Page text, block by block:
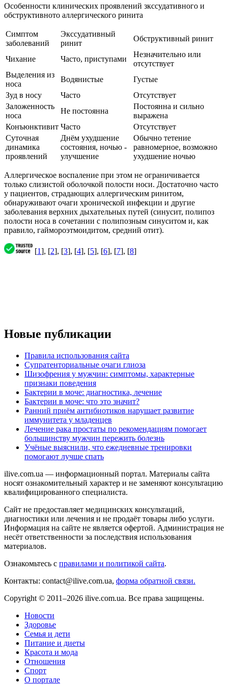
Особенности клинических проявлений зкссудативного и
обструктивното аллергического ринита
Симптом
заболеваний
Экссудативный
ринит
Обструктивный ринит
Чихание Часто, приступами
Незначительно или
отсутствует
Выделения из
носа
Водянистые
Густые
Зуд в носу
Часто
Отсутствует
Заложенность
носа
Не постоянна
Постоянна и сильно
выражена
Конъюнктивит Часто
Отсутствует
Cyточная
динамика
проявлений
Днём ухудшение
состояния, ночью -
улучшение
Обычно тетение
равномерное, возможно
ухудшение ночью
Аллергическое воспаление при этом не ограничивается
только слизистой оболочкой полости носи. Достаточно часто
у пациентов, страдающих аллергическим ринитом,
обнаруживают очаги хронической инфекции и другие
заболевания верхних дыхательных путей (синусит, полипоз
полости носа в сочетании с полипозным синуситом и, как
правило, гаймороэтмоидитом, средний отит).
[1], [2], [3], [4], [5], [6], [7], [8]
Новые публикации
Правила использования сайта
Супратенториальные очаги глиоза
Шизофрения у мужчин: симптомы, характерные
признаки поведения
Бактерии в моче: диагностика, лечение
Бактерии в моче: что это значит?
Ранний приём антибиотиков нарушает развитие
иммунитета у младенцев
Лечение рака простаты по рекомендациям помогает
большинству мужчин пережить болезнь
Учёные выяснили, что ежедневные тренировки
помогают лучше спать
ilive.com.ua — информационный портал. Материалы сайта
носят ознакомительный характер и не заменяют консультацию
квалифицированного специалиста.
Сайт не предоставляет медицинских консультаций,
диагностики или лечения и не продаёт товары либо услуги.
Информация на сайте не является офертой. Администрация не
несёт ответственности за последствия использования
материалов.
Ознакомьтесь с правилами и политикой сайта.
Контакты: contact@ilive.com.ua, форма обратной связи.
Copyright © 2011–2026 ilive.com.ua. Все права защищены.
Новости
Здоровье
Семья и дети
Питание и диеты
Красота и мода
Отношения
Спорт
О портале